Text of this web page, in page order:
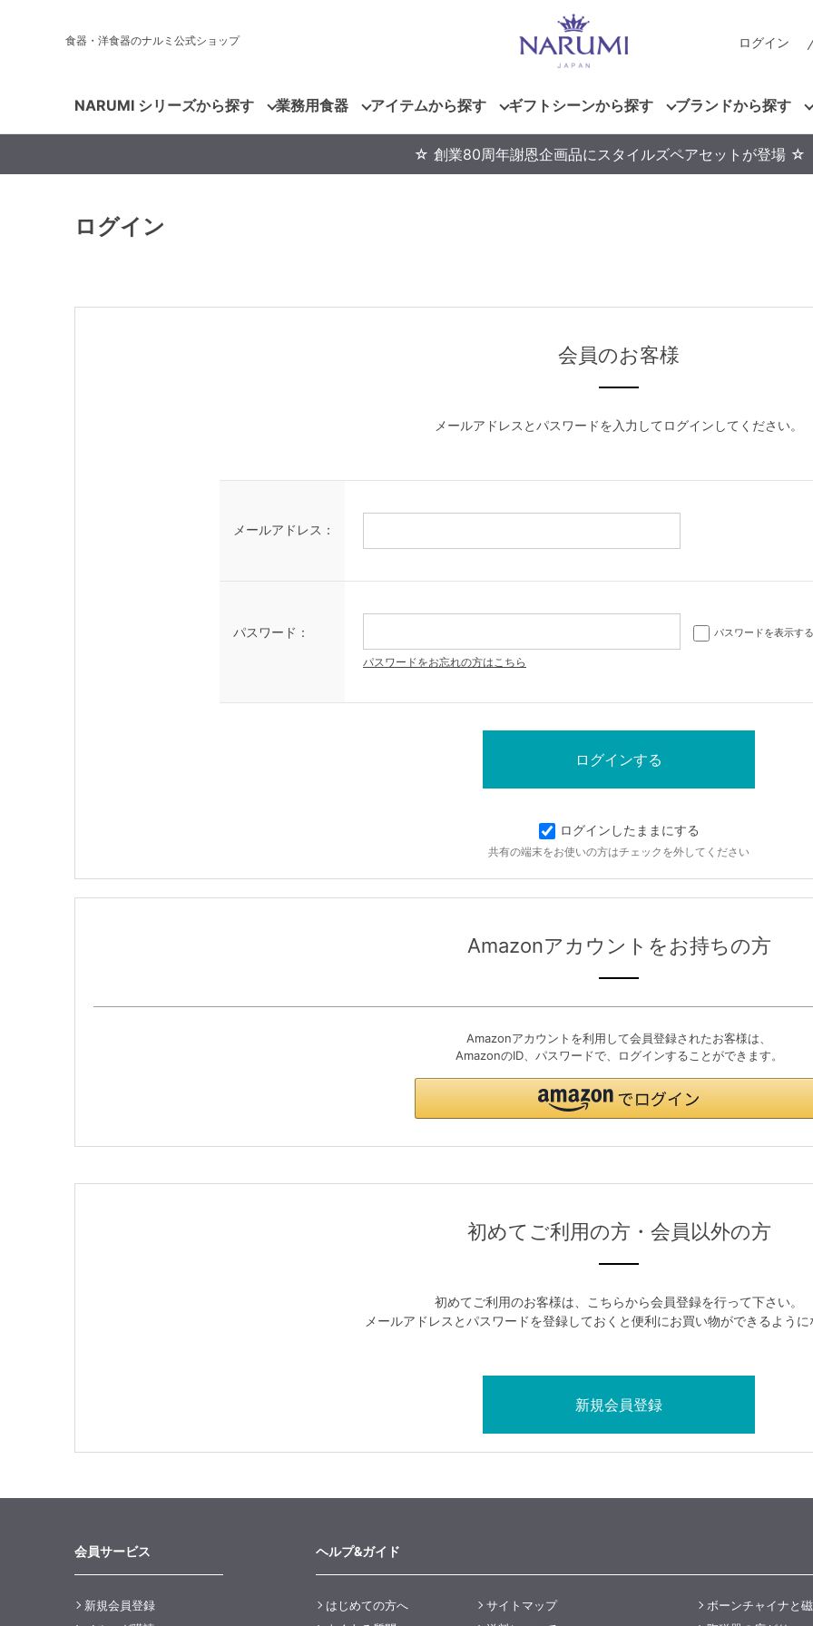
食器・洋食器のナルミ公式ショップ ログイン
NARUMI シリーズから探す 業務用食器 アイテムから探す ギフトシーンから探す ブランドから探す
☆ 創業80周年謝恩企画品にスタイルズペアセットが登場 ☆
ログイン
会員のお客様
メールアドレスとパスワードを入力してログインしてください。
メールアドレス：
パスワード： パスワードを表示する
パスワードをお忘れの方はこちら
ログインしたままにする
共有の端末をお使いの方はチェックを外してください
Amazonアカウントをお持ちの方
Amazonアカウントを利用して会員登録されたお客様は、
AmazonのID、パスワードで、ログインすることができます。
初めてご利用の方・会員以外の方
初めてご利用のお客様は、こちらから会員登録を行って下さい。
メールアドレスとパスワードを登録しておくと便利にお買い物ができるよう
会員サービス
新規会員登録
ヘルプ&ガイド
はじめての方へ
サイトマップ
ボーンチャイナと